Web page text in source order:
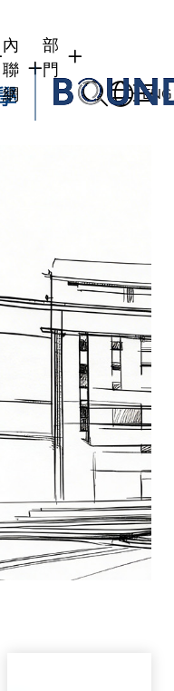
內
聯
網
部
門
社交平台及應用程
式
ENG